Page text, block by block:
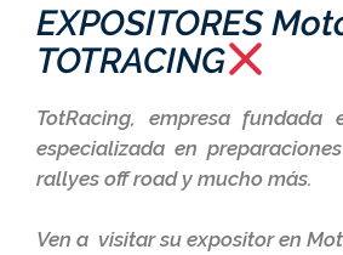
EXPOSITORES
TOTRACING
TotRacing, empresa
especializada en
rallyes off road y mucho más.
Ven a visitar su expositor en